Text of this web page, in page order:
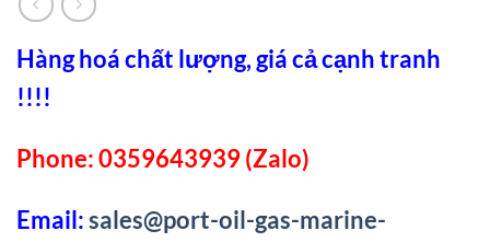
Hàng hoá chất lượng, giá cả cạnh tranh
!!!!
Phone: 0359643939 (Zalo)
Email:sales@port-oil-gas-marine-